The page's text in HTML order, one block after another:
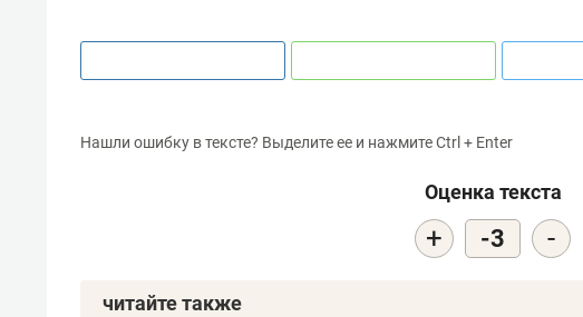
Нашли ошибку в тексте? Выделите ее и нажмите Ctrl + Enter
Оценка текста
+ -3 -
читайте также